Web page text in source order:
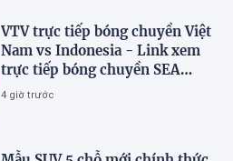
VTV trực tiếp bóng chuyền Việt
Nam vs Indonesia - Link xem
trực tiếp bóng chuyền SEA
V.Cup 2026 hôm nay 7/8
4 giờ trước